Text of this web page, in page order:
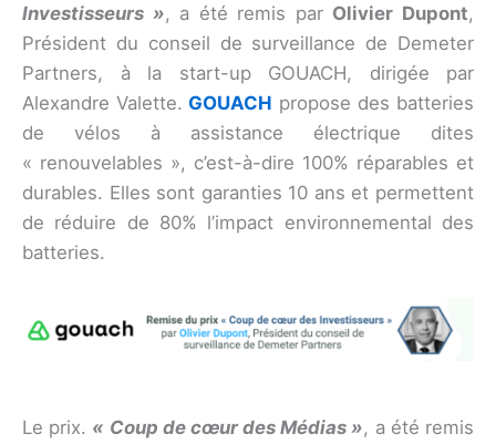
Investisseurs », a été remis par Olivier Dupont,
Président du conseil de surveillance de Demeter
Partners, à la start-up GOUACH, dirigée par
Alexandre Valette. GOUACH propose des batteries
de vélos à assistance électrique dites
« renouvelables », c’est-à-dire 100% réparables et
durables. Elles sont garanties 10 ans et permettent
de réduire de 80% l’impact environnemental des
batteries.
Le prix. « Coup de cœur des Médias », a été remis